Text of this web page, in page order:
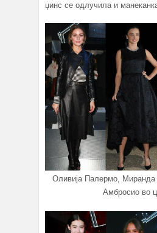
џинс се одлучила и
Оливија Палермо,
Амбросио во